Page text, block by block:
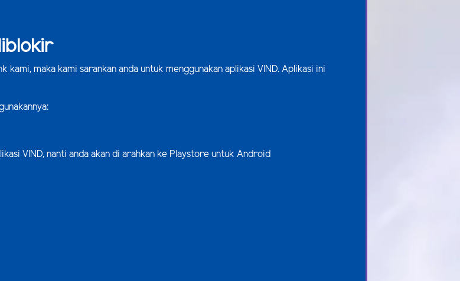
kami, maka kami sarankan anda untuk menggunakan aplikasi VIND. Aplikasi ini
VIND, nanti anda akan di arahkan ke Playstore untuk Android